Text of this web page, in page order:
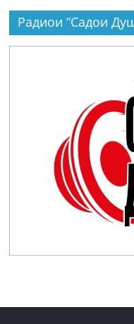
Радиои “Садои